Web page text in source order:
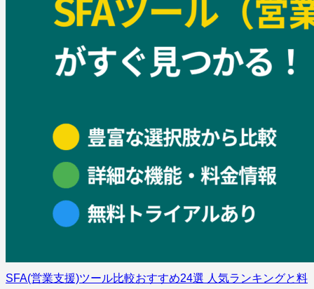
SFA(営業支援)ツール比較おすすめ24選 人気ランキングと料